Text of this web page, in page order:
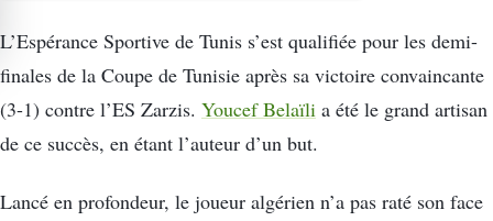
L’Espérance Sportive de Tunis s’est qualifiée pour les demi-
finales de la Coupe de Tunisie après sa victoire convaincante
(3-1) contre l’ES Zarzis. Youcef Belaïli a été le grand artisan
de ce succès, en étant l’auteur d’un but.
Lancé en profondeur, le joueur algérien n’a pas raté son face